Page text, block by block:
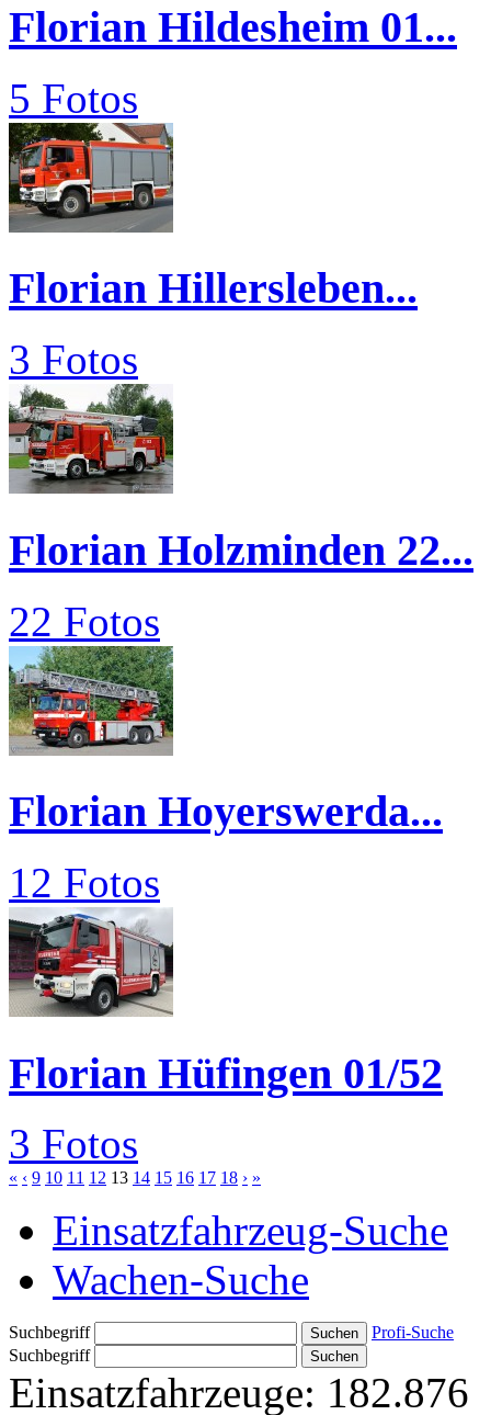
Florian Hildesheim 01...
5 Fotos
Florian Hillersleben...
3 Fotos
Florian Holzminden 22...
22 Fotos
Florian Hoyerswerda...
12 Fotos
Florian Hüfingen 01/52
3 Fotos
« ‹ 9 10 11 12 13 14 15 16 17 18 › »
Einsatzfahrzeug-Suche
Wachen-Suche
Suchbegriff
Profi-Suche
Suchbegriff
Einsatzfahrzeuge: 182.876